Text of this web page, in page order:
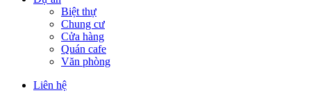
Biệt thự
Chung cư
Cửa hàng
Quán cafe
Văn phòng
Liên hệ